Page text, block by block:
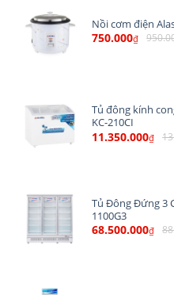
Nồi cơm điện
750.000₫
Tủ đông kính
KC-210CI
11.350.000₫
Tủ Đông Đứng 3
1100G3
68.500.000₫